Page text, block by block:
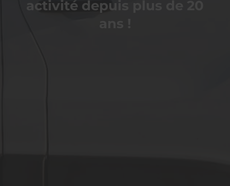
activité depuis plus de 20